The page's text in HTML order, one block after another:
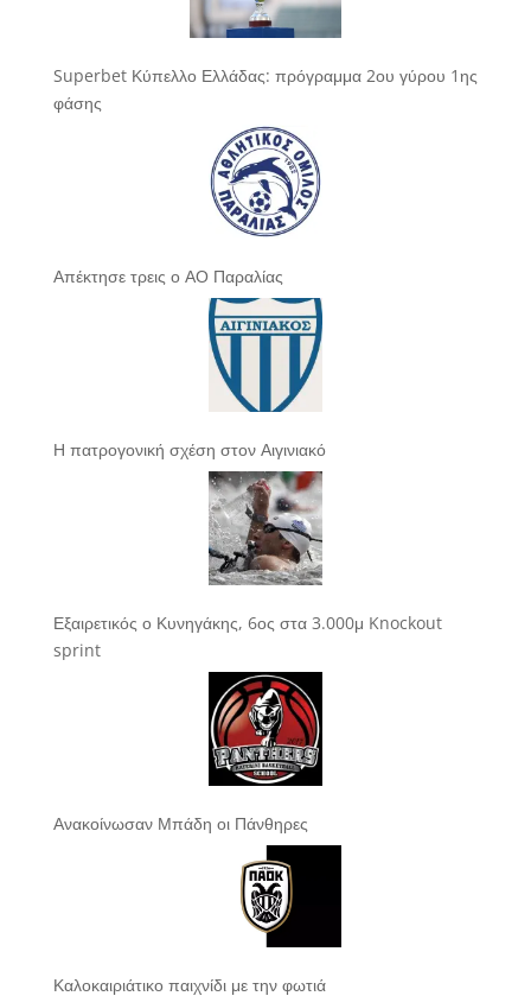
Superbet Κύπελλο Ελλάδας: πρόγραμμα 2ου γύρου 1ης
φάσης
Απέκτησε τρεις ο ΑΟ Παραλίας
Η πατρογονική σχέση στον Αιγινιακό
Εξαιρετικός ο Κυνηγάκης, 6ος στα 3.000μ Knockout
sprint
Ανακοίνωσαν Μπάδη οι Πάνθηρες
Καλοκαιριάτικο παιχνίδι με την φωτιά